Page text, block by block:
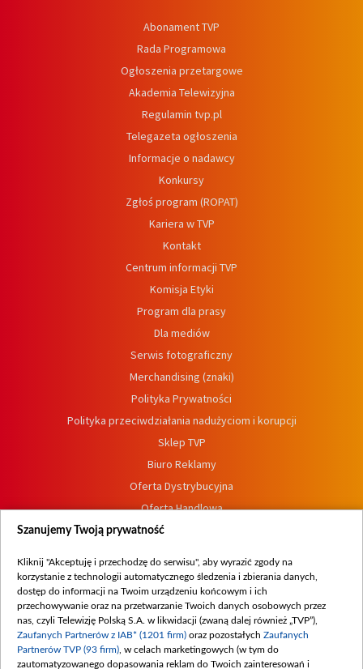
Abonament TVP
Rada Programowa
Ogłoszenia przetargowe
Akademia Telewizyjna
Regulamin tvp.pl
Telegazeta ogłoszenia
Informacje o nadawcy
Konkursy
Zgłoś program (ROPAT)
Kariera w TVP
Kontakt
Centrum informacji TVP
Komisja Etyki
Program dla prasy
Dla mediów
Serwis fotograficzny
Merchandising (znaki)
Polityka Prywatności
Polityka przeciwdziałania nadużyciom i korupcji
Sklep TVP
Biuro Reklamy
Oferta Dystrybucyjna
Oferta Handlowa
Dostępność
Procedura zgłoszeń wewnętrznych
Szanujemy Twoją prywatność
Kliknij "Akceptuję i przechodzę do serwisu", aby wyrazić zgody na
korzystanie z technologii automatycznego śledzenia i zbierania danych,
dostęp do informacji na Twoim urządzeniu końcowym i ich
przechowywanie oraz na przetwarzanie Twoich danych osobowych przez
nas, czyli Telewizję Polską S.A. w likwidacji (zwaną dalej również „TVP”),
Zaufanych Partnerów z IAB* (1201 firm) oraz pozostałych Zaufanych
Partnerów TVP (93 firm) , w celach marketingowych (w tym do
zautomatyzowanego dopasowania reklam do Twoich zainteresowań i